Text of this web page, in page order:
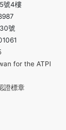
號4樓
號
for the ATPI
證標章